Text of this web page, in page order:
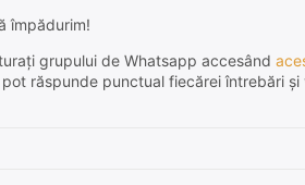
împădurim!
grupului de Whatsapp accesând
răspunde punctual fiecărei întrebări